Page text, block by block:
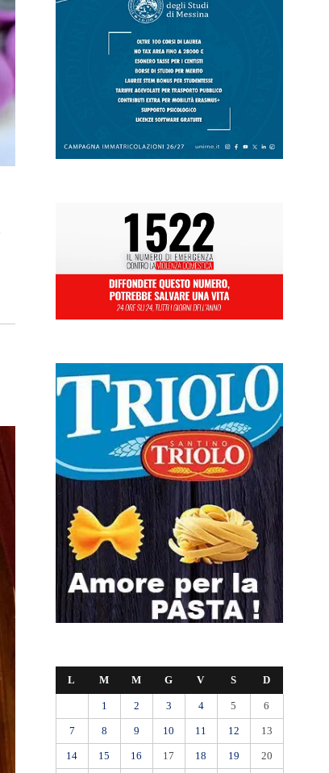
L M M G V S D
1 2 3 4 5 6
7 8 9 10 11 12 13
14 15 16 17 18 19 20